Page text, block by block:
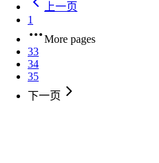
上一页
1
More pages
33
34
35
下一页